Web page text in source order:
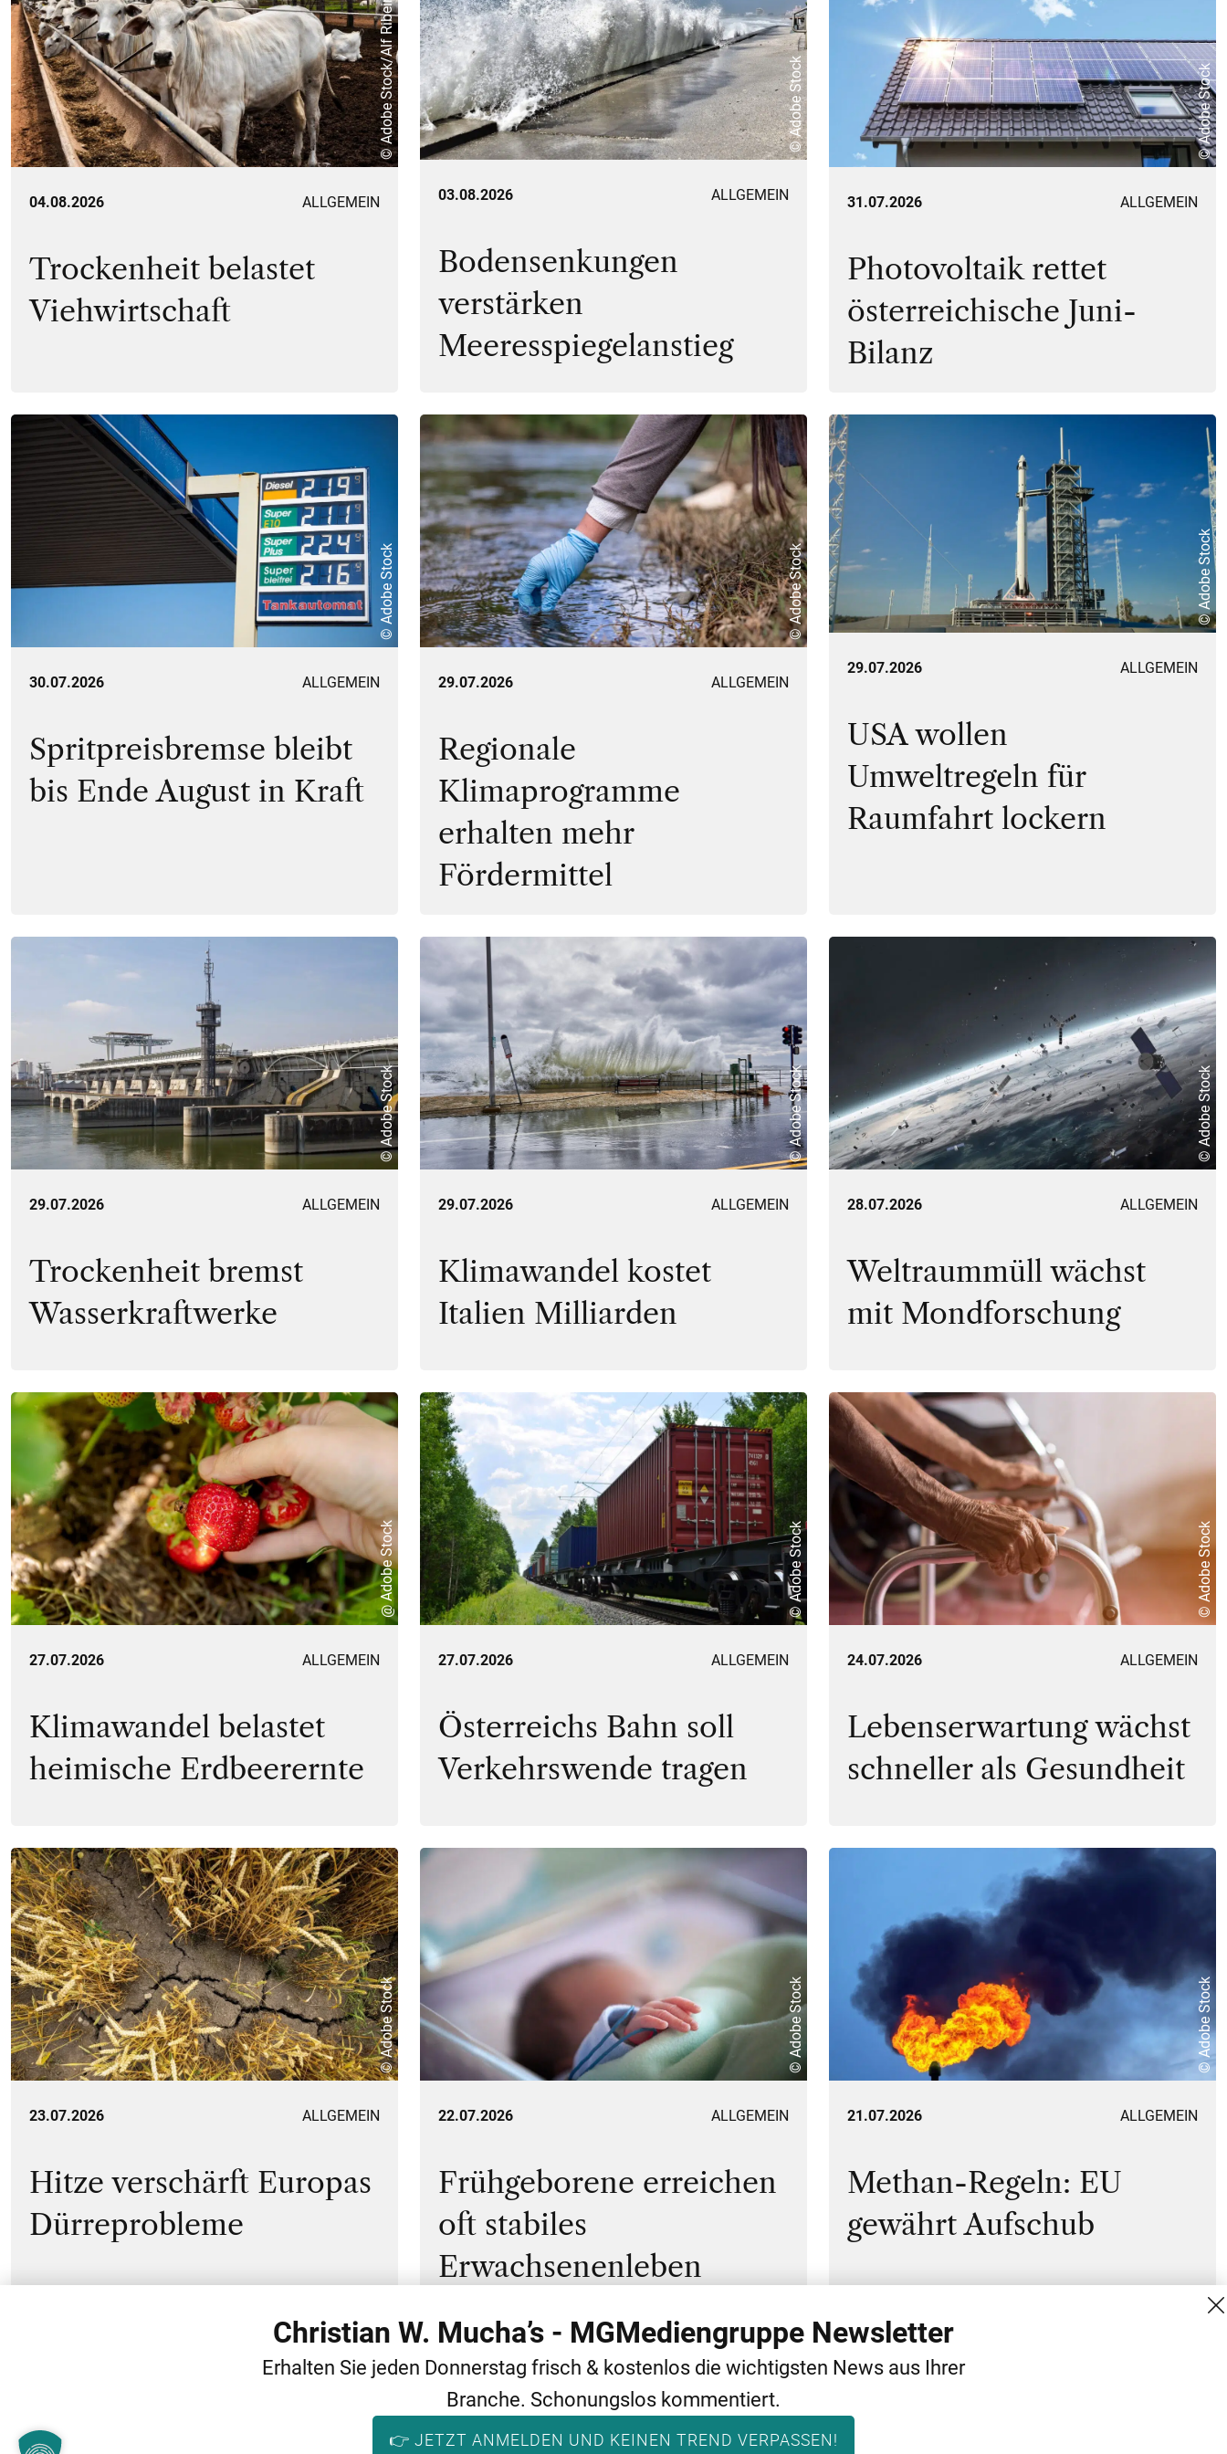
© Adobe Stock/Alf Ribeiro
04.08.2026 ALLGEMEIN
Trockenheit belastet
Viehwirtschaft
© Adobe Stock
03.08.2026 ALLGEMEIN
Bodensenkungen
verstärken
Meeresspiegelanstieg
© Adobe Stock
31.07.2026 ALLGEMEIN
Photovoltaik rettet
österreichische Juni-
Bilanz
© Adobe Stock
30.07.2026 ALLGEMEIN
Spritpreisbremse bleibt
bis Ende August in Kraft
© Adobe Stock
29.07.2026 ALLGEMEIN
Regionale
Klimaprogramme
erhalten mehr
Fördermittel
© Adobe Stock
29.07.2026 ALLGEMEIN
USA wollen
Umweltregeln für
Raumfahrt lockern
© Adobe Stock
29.07.2026 ALLGEMEIN
Trockenheit bremst
Wasserkraftwerke
© Adobe Stock
29.07.2026 ALLGEMEIN
Klimawandel kostet
Italien Milliarden
© Adobe Stock
28.07.2026 ALLGEMEIN
Weltraummüll wächst
mit Mondforschung
@ Adobe Stock
27.07.2026 ALLGEMEIN
Klimawandel belastet
heimische Erdbeerernte
© Adobe Stock
27.07.2026 ALLGEMEIN
Österreichs Bahn soll
Verkehrswende tragen
© Adobe Stock
24.07.2026 ALLGEMEIN
Lebenserwartung wächst
schneller als Gesundheit
© Adobe Stock
23.07.2026 ALLGEMEIN
Hitze verschärft Europas
Dürreprobleme
© Adobe Stock
22.07.2026 ALLGEMEIN
Frühgeborene erreichen
oft stabiles
Erwachsenenleben
© Adobe Stock
21.07.2026 ALLGEMEIN
Methan-Regeln: EU
gewährt Aufschub
Christian W. Mucha’s - MGMediengruppe Newsletter
Erhalten Sie jeden Donnerstag frisch & kostenlos die wichtigsten News aus Ihrer
Branche. Schonungslos kommentiert.
👉 JETZT ANMELDEN UND KEINEN TREND VERPASSEN!